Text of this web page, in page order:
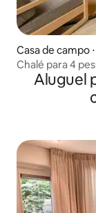
Casa de campo
Chalé para 4
Aluguel